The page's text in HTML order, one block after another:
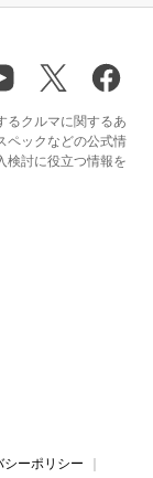
るクルマに関するあ
ペックなどの公式情
検討に役立つ情報を
シーポリシー